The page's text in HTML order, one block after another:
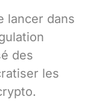
lancer dans
des
les